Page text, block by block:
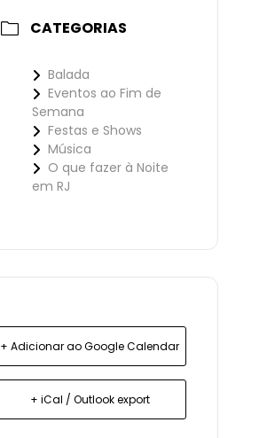
CATEGORIAS
Balada
Eventos ao Fim de
Semana
Festas e Shows
Música
O que fazer à Noite
em RJ
+ Adicionar ao Google Calendar
+ iCal / Outlook export